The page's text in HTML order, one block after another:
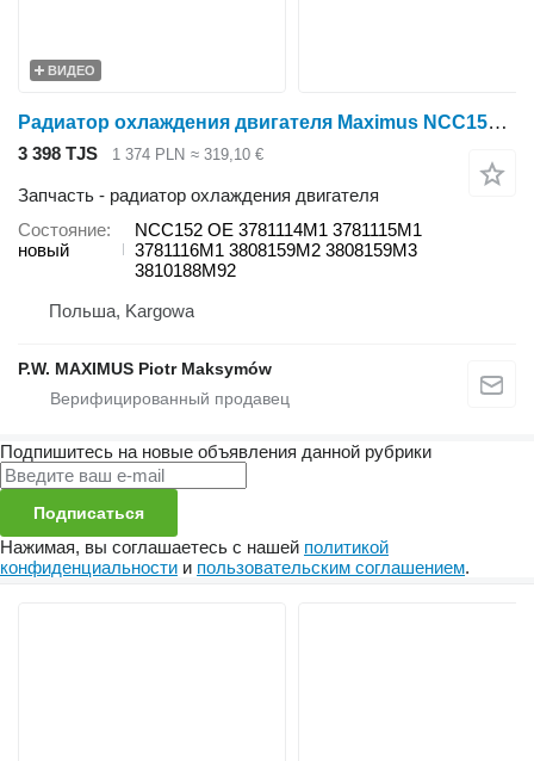
ВИДЕО
Радиатор охлаждения двигателя Maximus NCC152 для трактора колесного Massey Ferguson 6260 , 6260 , 6255 , 6255 , 6245 , 6235 , 6445, 6455, 5445, 5455 , 4360 , 4360 , 4365 , 4365 , 4370 , 4370 , 4255 , 4260 , 4260 , 4265 , 4265 , 4270 , 6290 , 6290 , 6280 , 6280
3 398 TJS 1 374 PLN ≈ 319,10 €
Запчасть - радиатор охлаждения двигателя
Состояние
новый
NCC152 OE 3781114M1 3781115M1
3781116M1 3808159M2 3808159M3
3810188M92
Польша, Kargowa
P.W. MAXIMUS Piotr Maksymów
Подпишитесь на новые объявления данной рубрики
Подписаться
Нажимая, вы соглашаетесь с нашей политикой
конфиденциальности и пользовательским соглашением.